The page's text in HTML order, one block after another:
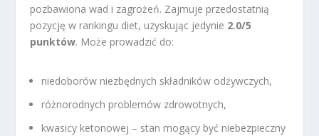
pozbawiona wad i zagrożeń. Zajmuje przedostatnią
pozycję w rankingu diet, uzyskując jedynie 2.0/5
punktów. Może prowadzić do:
niedoborów niezbędnych składników odżywczych,
różnorodnych problemów zdrowotnych,
kwasicy ketonowej – stan mogący być niebezpieczny